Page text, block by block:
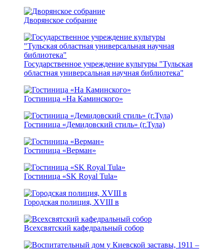
Дворянское собрание
Государственное учреждение культуры "Тульская
областная универсальная научная библиотека"
Гостиница «На Каминского»
Гостиница «Демидовский стиль» (г.Тула)
Гостиница «Верман»
Гостиница «SK Royal Tula»
Городская полиция, XVIII в
Всехсвятский кафедральный собор